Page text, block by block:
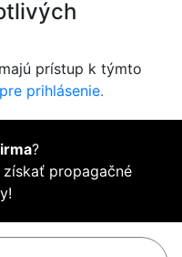
prístup k týmto
prihlásenie.
?
propagačné